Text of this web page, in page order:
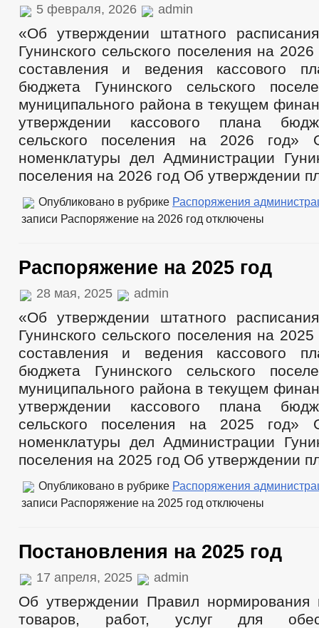
5 февраля, 2026 admin
«Об утверждении штатного
Гунинского сельского поселения на
составления и ведения кассового
бюджета Гунинского сельского
муниципального района в текущем
утверждении кассового плана
сельского поселения на 2026 год»
номенклатуры дел Администрации
поселения на 2026 год Об утверждении
Опубликовано в рубрике Распоряжения
записи Распоряжение на 2026 год отключены
Распоряжение на 2025 год
28 мая, 2025 admin
«Об утверждении штатного
Гунинского сельского поселения на
составления и ведения кассового
бюджета Гунинского сельского
муниципального района в текущем
утверждении кассового плана
сельского поселения на 2025 год»
номенклатуры дел Администрации
поселения на 2025 год Об утверждении
Опубликовано в рубрике Распоряжения
записи Распоряжение на 2025 год отключены
Постановления на 2025 год
17 апреля, 2025 admin
Об утверждении Правил нормирования
товаров, работ, услуг для